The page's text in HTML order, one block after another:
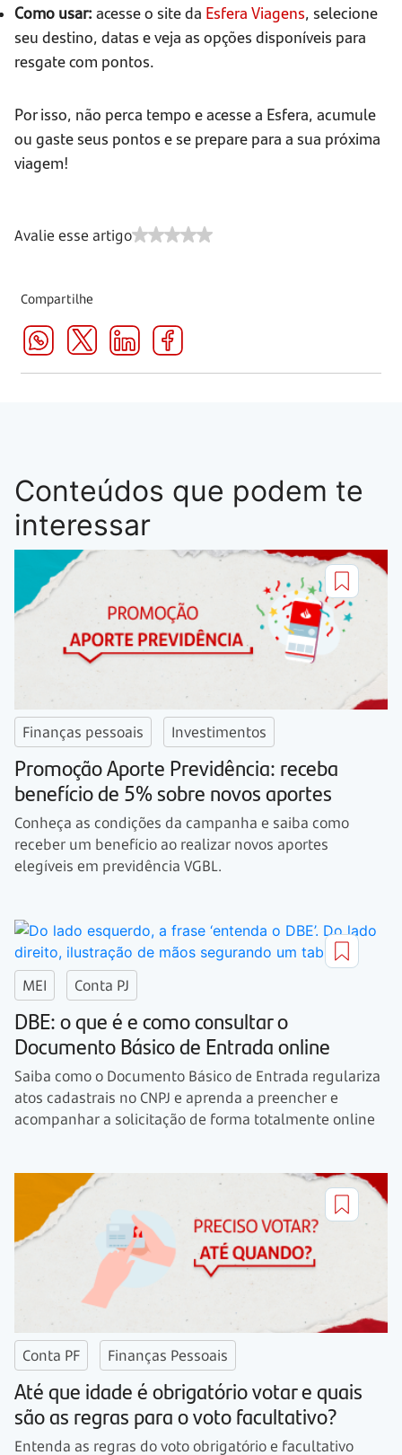
Como usar: acesse o site da Esfera Viagens, selecione
seu destino, datas e veja as opções disponíveis para
resgate com pontos.
Por isso, não perca tempo e acesse a Esfera, acumule
ou gaste seus pontos e se prepare para a sua próxima
viagem!
Avalie esse artigo
Compartilhe
Conteúdos que podem te
interessar
Finanças pessoais Investimentos
Promoção Aporte Previdência: receba
benefício de 5% sobre novos aportes
Conheça as condições da campanha e saiba como
receber um benefício ao realizar novos aportes
elegíveis em previdência VGBL.
MEI Conta PJ
DBE: o que é e como consultar o
Documento Básico de Entrada online
Saiba como o Documento Básico de Entrada regulariza
atos cadastrais no CNPJ e aprenda a preencher e
acompanhar a solicitação de forma totalmente online
Conta PF Finanças Pessoais
Até que idade é obrigatório votar e quais
são as regras para o voto facultativo?
Entenda as regras do voto obrigatório e facultativo